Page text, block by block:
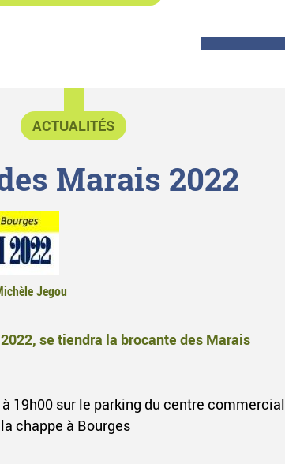
ACTUALITÉS
Marais 2022
Jegou
se tiendra la brocante des Marais
19h00 sur le parking du centre commercial
chappe à Bourges